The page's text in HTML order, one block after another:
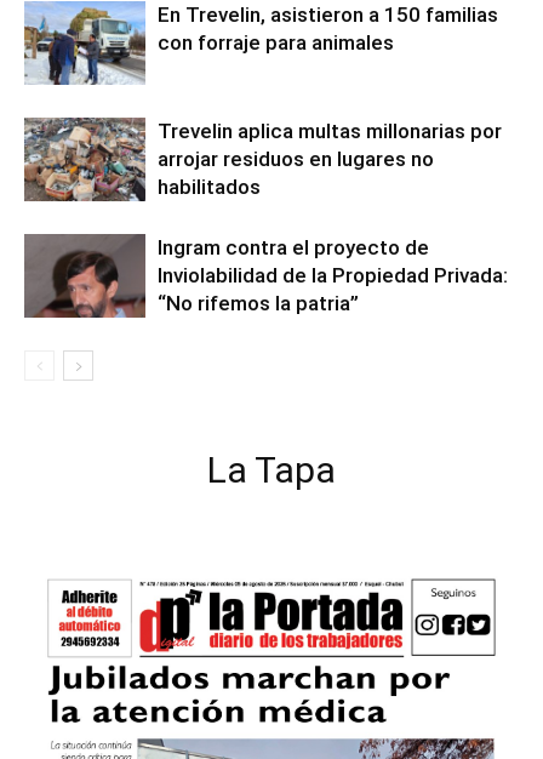
En Trevelin, asistieron a 150 familias
con forraje para animales
Trevelin aplica multas millonarias por
arrojar residuos en lugares no
habilitados
Ingram contra el proyecto de
Inviolabilidad de la Propiedad Privada:
“No rifemos la patria”
La Tapa